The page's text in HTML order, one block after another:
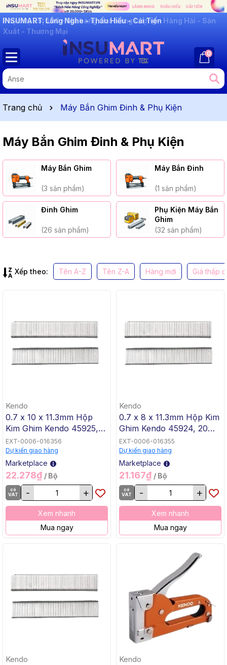
INSUMART: Lắng Nghe - Thấu Hiểu - Cải Tiến
0
Trang chủ Máy Bắn Ghim Đinh & Phụ Kiện
Máy Bắn Ghim Đinh & Phụ Kiện
Máy Bắn Ghim
(3 sản phẩm)
Máy Bắn Đinh
(1 sản phẩm)
Đinh Ghim
(26 sản phẩm)
Phụ Kiện Máy Bắn
Ghim
(32 sản phẩm)
Xếp theo: Tên A-Z Tên Z-A Hàng mới Giá thấp
Kendo
0.7 x 10 x 11.3mm Hộp
Kim Ghim Kendo 45925,
20 Cái / Hộp, 200 Cái /
Thùng
EXT-0006-016356
Dự kiến giao hàng
Marketplace
22.278₫ / Bộ
có
VAT
- +
Xem nhanh
Mua ngay
Kendo
0.7 x 8 x 11.3mm Hộp Kim
Ghim Kendo 45924, 20
Cái / Hộp, 200 Cái /
Thùng
EXT-0006-016355
Dự kiến giao hàng
Marketplace
21.167₫ / Bộ
có
VAT
- +
Xem nhanh
Mua ngay
Kendo Kendo